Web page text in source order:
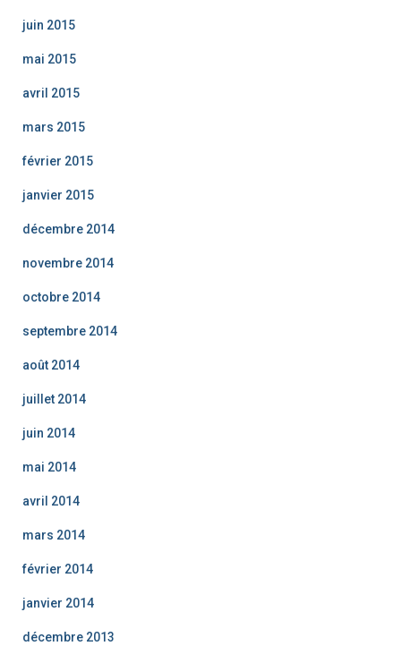
juin 2015
mai 2015
avril 2015
mars 2015
février 2015
janvier 2015
décembre 2014
novembre 2014
octobre 2014
septembre 2014
août 2014
juillet 2014
juin 2014
mai 2014
avril 2014
mars 2014
février 2014
janvier 2014
décembre 2013